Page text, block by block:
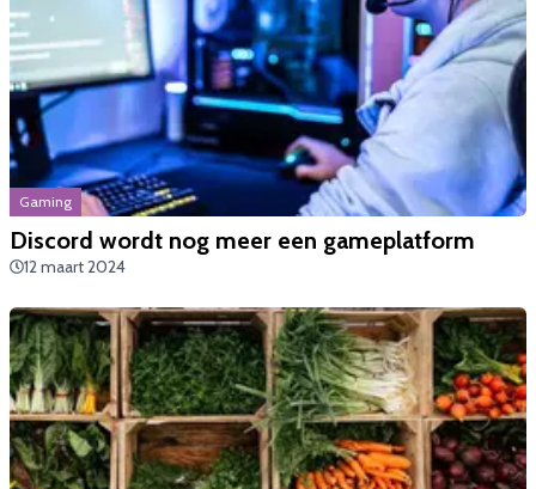
Gaming
​Discord wordt nog meer een gameplatform
12 maart 2024